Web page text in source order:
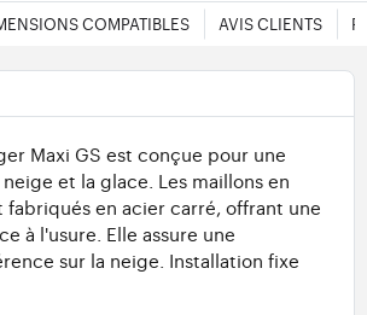
COMPATIBLES AVIS CLIENTS
Maxi GS est conçue pour une
et la glace. Les maillons en
fabriqués en acier carré, offrant une
à l'usure. Elle assure une
sur la neige. Installation fixe